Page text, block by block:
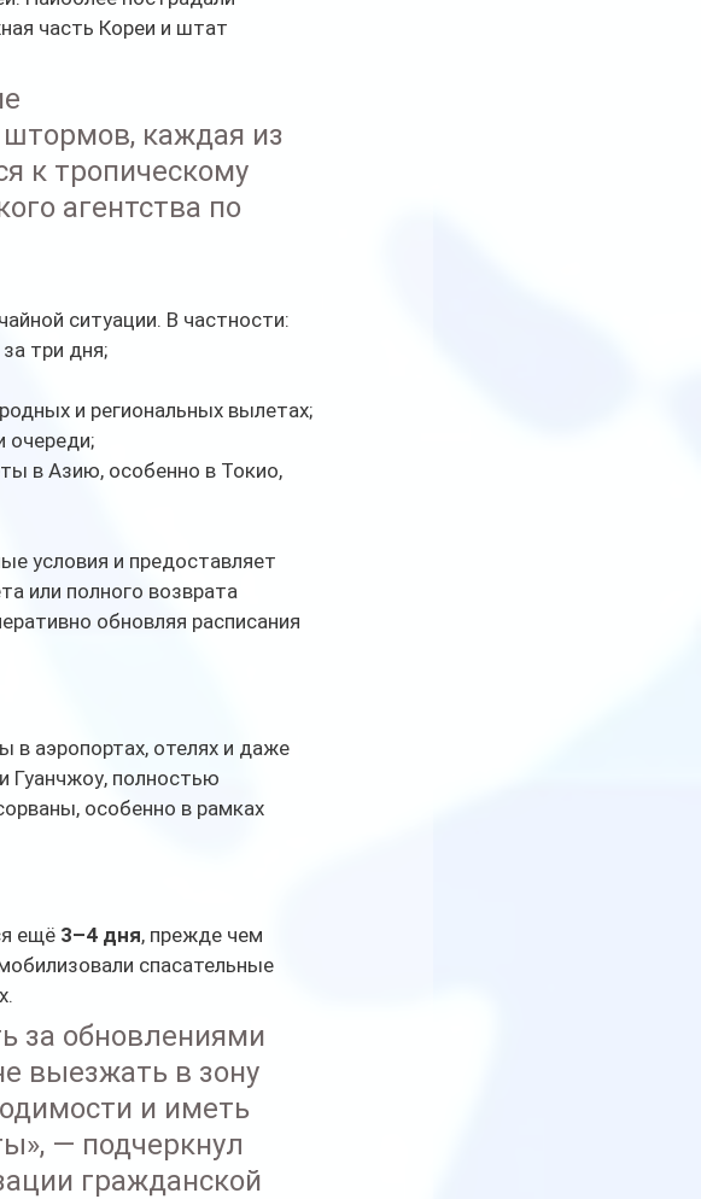
часть Кореи и штат
каждая из
к тропическому
агентства по
ситуации. В частности:
три дня;
и региональных вылетах;
очереди;
в Азию, особенно в Токио,
условия и предоставляет
или полного возврата
обновляя расписания
в аэропортах, отелях и даже
Гуанчжоу, полностью
особенно в рамках
ещё 3–4 дня, прежде чем
спасательные
за обновлениями
выезжать в зону
и иметь
— подчеркнул
гражданской